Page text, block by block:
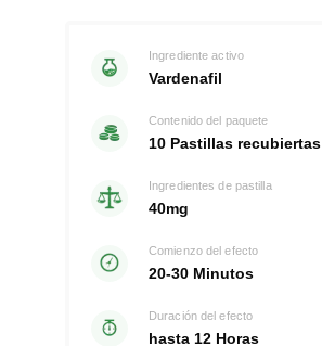
Ingrediente activo
Vardenafil
Contenido del paquete
10 Pastillas recubiertas
Ingredientes de pastilla
40mg
Comienzo del efecto
20-30 Minutos
Duración del efecto
hasta 12 Horas